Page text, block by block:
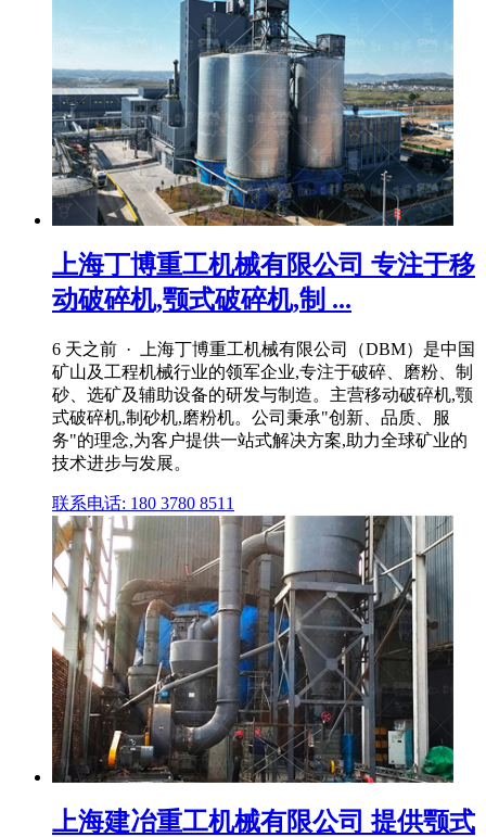
上海丁博重工机械有限公司 专注于移
动破碎机,颚式破碎机,制 ...
6 天之前 · 上海丁博重工机械有限公司（DBM）是中国
矿山及工程机械行业的领军企业,专注于破碎、磨粉、制
砂、选矿及辅助设备的研发与制造。主营移动破碎机,颚
式破碎机,制砂机,磨粉机。公司秉承"创新、品质、服
务"的理念,为客户提供一站式解决方案,助力全球矿业的
技术进步与发展。
联系电话: 180 3780 8511
上海建冶重工机械有限公司 提供颚式